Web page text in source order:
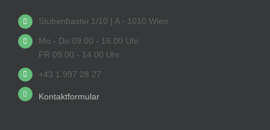
Stubenbastei 1/10 | A - 1010 Wien
Mo - Do 09.00 - 16.00 Uhr
FR 09.00 - 14.00 Uhr
+43 1 997 28 27
Kontaktformular